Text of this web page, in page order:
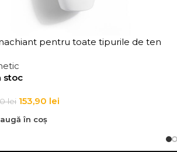
pentru toate tipurile de ten
Up Remover
stoc
lei 153,90 lei
în coș